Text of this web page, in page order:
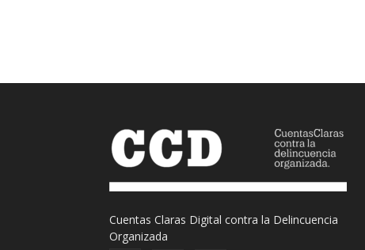
Cuentas Claras Digital contra la Delincuencia
Organizada